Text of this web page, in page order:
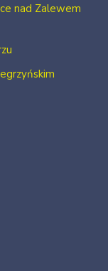
nad Zalewem